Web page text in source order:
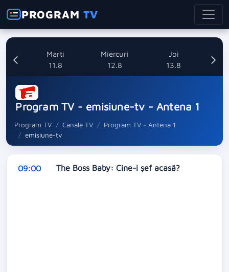
PROGRAMTV
Marti
11.8
Miercuri
12.8
Joi
13.8
Program TV - emisiune-tv - Antena 1
Program TV Canale TV
Program TV - Antena 1
emisiune-tv
09:00 The Boss Baby: Cine-i şef acasă?